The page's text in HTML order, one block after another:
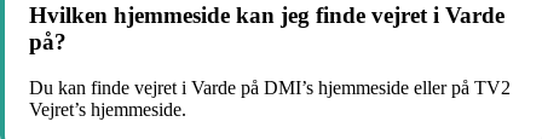
Hvilken hjemmeside kan jeg finde vejret i Varde
på?
Du kan finde vejret i Varde på DMI’s hjemmeside eller på TV2
Vejret’s hjemmeside.